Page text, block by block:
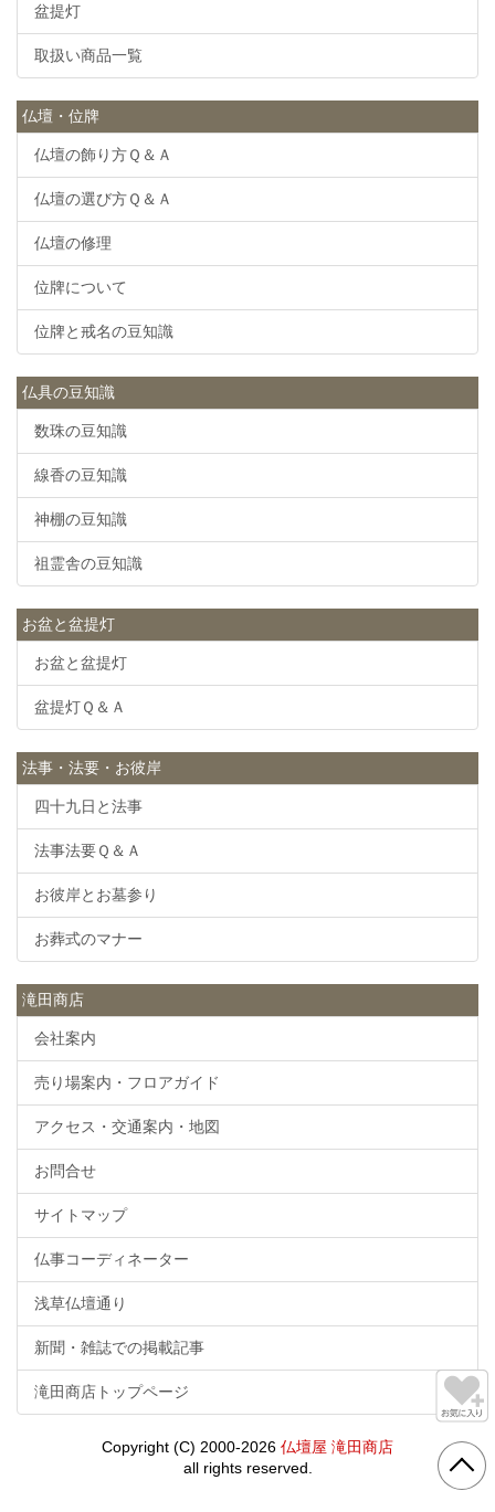
盆提灯
取扱い商品一覧
仏壇・位牌
仏壇の飾り方Ｑ＆Ａ
仏壇の選び方Ｑ＆Ａ
仏壇の修理
位牌について
位牌と戒名の豆知識
仏具の豆知識
数珠の豆知識
線香の豆知識
神棚の豆知識
祖霊舎の豆知識
お盆と盆提灯
お盆と盆提灯
盆提灯Ｑ＆Ａ
法事・法要・お彼岸
四十九日と法事
法事法要Ｑ＆Ａ
お彼岸とお墓参り
お葬式のマナー
滝田商店
会社案内
売り場案内・フロアガイド
アクセス・交通案内・地図
お問合せ
サイトマップ
仏事コーディネーター
浅草仏壇通り
新聞・雑誌での掲載記事
滝田商店トップページ
Copyright (C) 2000-2026 仏壇屋 滝田商店
all rights reserved.